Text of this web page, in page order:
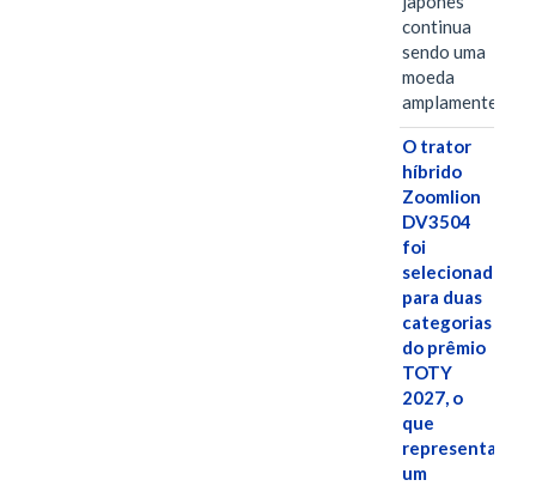
continua
sendo uma
moeda
amplamente…
O trator
híbrido
Zoomlion
DV3504
foi
selecionado
para duas
categorias
do prêmio
TOTY
2027, o
que
representa
um